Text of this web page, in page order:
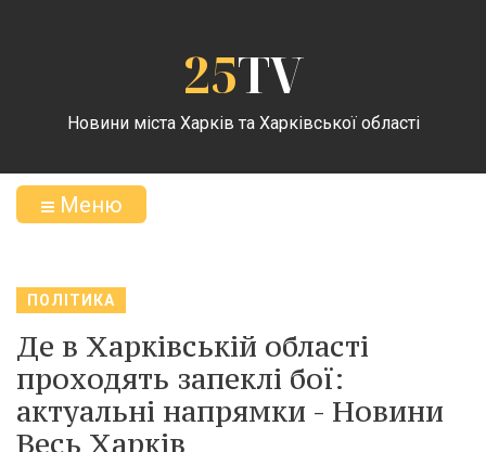
25TV
Новини міста Харків та Харківської області
Меню
ПОЛІТИКА
Де в Харківській області
проходять запеклі бої:
актуальні напрямки - Новини
Весь Харків